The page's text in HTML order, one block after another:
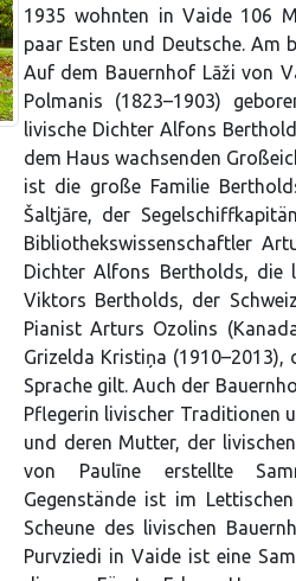
1935 wohnten in Vaide 106
paar Esten und Deutsche. Am
Auf dem Bauernhof Lāži von
Polmanis (1823–1903)
livische Dichter Alfons
dem Haus wachsenden
ist die große Familie
Šaltjāre, der
Bibliothekswissenschaftler
Dichter Alfons Bertholds, die
Viktors Bertholds, der
Pianist Arturs Ozolins
Grizelda Kristiņa
Sprache gilt. Auch der
Pflegerin livischer Traditionen
und deren Mutter, der
von Paulīne erstellte
Gegenstände ist im
Scheune des livischen
Purvziedi in Vaide ist eine